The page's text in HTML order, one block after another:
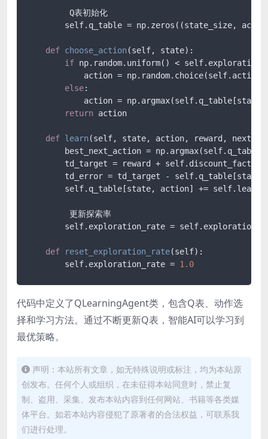
         Q表初始化
self.q_table = np.zeros((state_size,
def choose_action(self, state):
if np.random.uniform() <
action =
else:
action = np.argmax(self.q_table[state,
return action
def learn(self, state, action, reward,
best_next_action =
td_target = reward + self.discount_factor
td_error = td_target - self.q_table[state,
self.q_table[state, action] +=
         更新探索率
self.exploration_rate =
def reset_exploration_rate(self):
        self.exploration_rate =
1.0
代码中定义了QLearningAgent类，包含Q表、动作选
择和学习方法。通过不断更新Q表，智能AI可以学习到
最优策略。
声明：本站所有文章，如无特殊说明或标注，均为本站原
创发布。任何个人或组织，在未征得本站同意时，禁止复
制、盗用、采集、发布本站内容到任何网站、书籍等各类媒
体平台。如若本站内容侵犯了原著者的合法权益，可联系我
们进行处理。